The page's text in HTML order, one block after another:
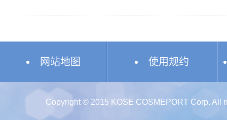
网站地图 使用规约
Copyright © 2015 KOSE COSMEPORT Corp. All